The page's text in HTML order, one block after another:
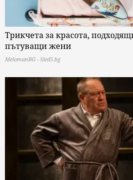
Трикчета за красота,
пътуващи жени
MelomanBG - Sled5.bg